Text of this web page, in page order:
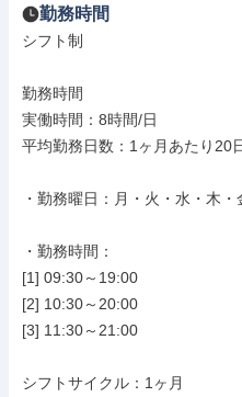
勤務時間
シフト制
勤務時間
実働時間：8時間/日
平均勤務日数：1ヶ月あたり20
・勤務曜日：月・火・水・木
・勤務時間：
[1] 09:30～19:00
[2] 10:30～20:00
[3] 11:30～21:00
シフトサイクル：1ヶ月